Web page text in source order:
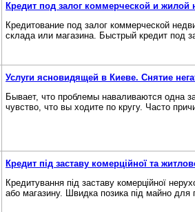
Кредит под залог коммерческой и
Кредитование под залог коммерческой
склада или магазина. Быстрый кредит под
Услуги ясновидящей в Киеве. Снятие
Бывает, что проблемы наваливаются одна
чувство, что вы ходите по кругу. Часто
Кредит під заставу комерційної та
Кредитування під заставу комерційної
або магазину. Швидка позика під майно для